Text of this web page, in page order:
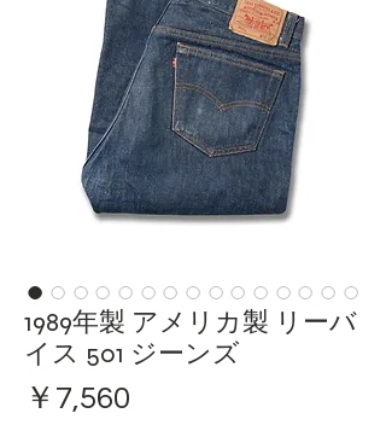
1989年製 アメリカ製 リーバ
イス 501 ジーンズ
￥7,560